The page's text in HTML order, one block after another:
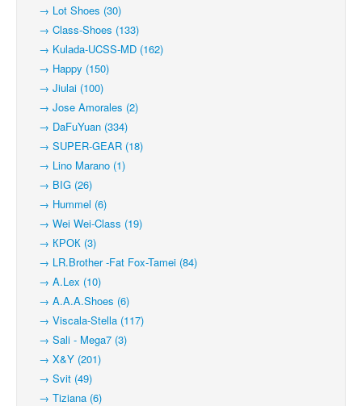
→ Lot Shoes (30)
→ Class-Shoes (133)
→ Kulada-UCSS-MD (162)
→ Happy (150)
→ Jiulai (100)
→ Jose Amorales (2)
→ DaFuYuan (334)
→ SUPER-GEAR (18)
→ Lino Marano (1)
→ BIG (26)
→ Hummel (6)
→ Wei Wei-Class (19)
→ КРОК (3)
→ LR.Brother -Fat Fox-Tamei (84)
→ A.Lex (10)
→ A.A.A.Shoes (6)
→ Viscala-Stella (117)
→ Sali - Mega7 (3)
→ X&Y (201)
→ Svit (49)
→ Tiziana (6)